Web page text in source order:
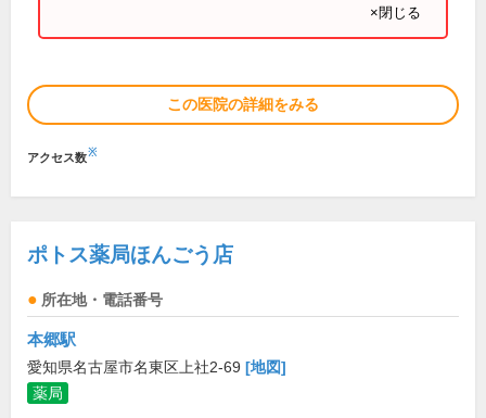
×閉じる
この医院の詳細をみる
アクセス数※
ポトス薬局ほんごう店
所在地・電話番号
本郷駅
愛知県名古屋市名東区上社2-69 [地図]
薬局